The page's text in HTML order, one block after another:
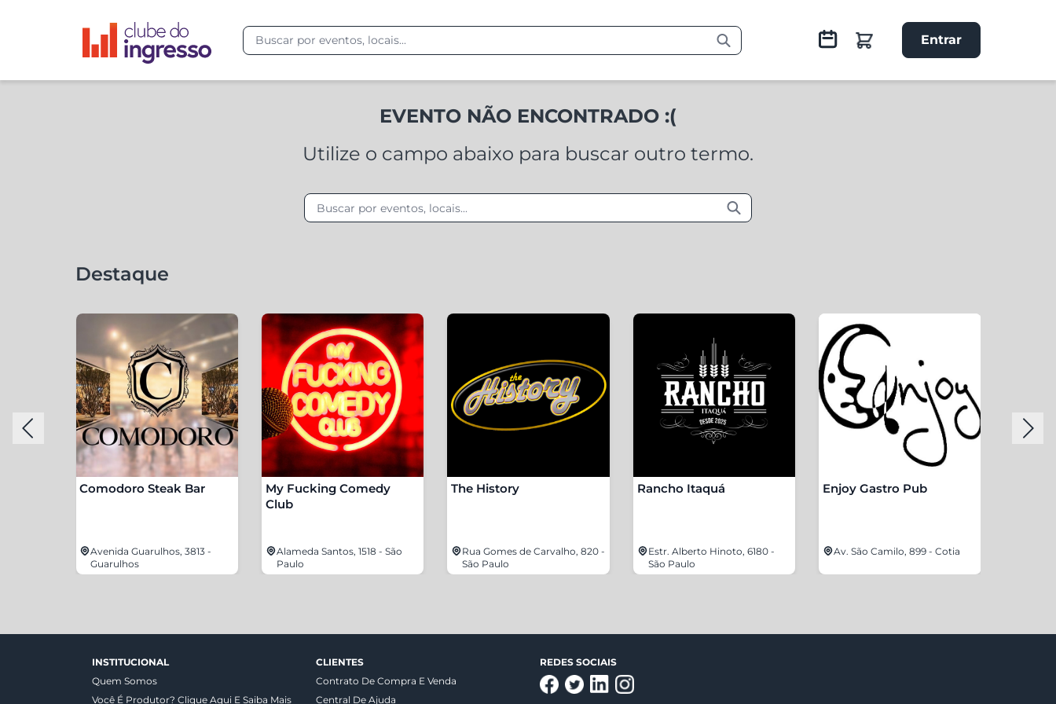
Entrar
EVENTO NÃO ENCONTRADO :(
Utilize o campo abaixo para buscar outro termo.
Destaque
Comodoro Steak Bar
Avenida Guarulhos, 3813 -
Guarulhos
My Fucking Comedy
Club
Alameda Santos, 1518 - São
Paulo
The History
Rua Gomes de Carvalho, 820 -
São Paulo
Rancho Itaquá
Estr. Alberto Hinoto, 6180 -
São Paulo
Enjoy Gastro Pub
Av. São Camilo, 899 - Cotia
INSTITUCIONAL
Quem Somos
Você É Produtor? Clique Aqui E Saiba Mais
CLIENTES
Contrato De Compra E Venda
Central De Ajuda
REDES SOCIAIS